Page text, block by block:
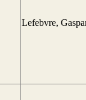
Lefebvre,